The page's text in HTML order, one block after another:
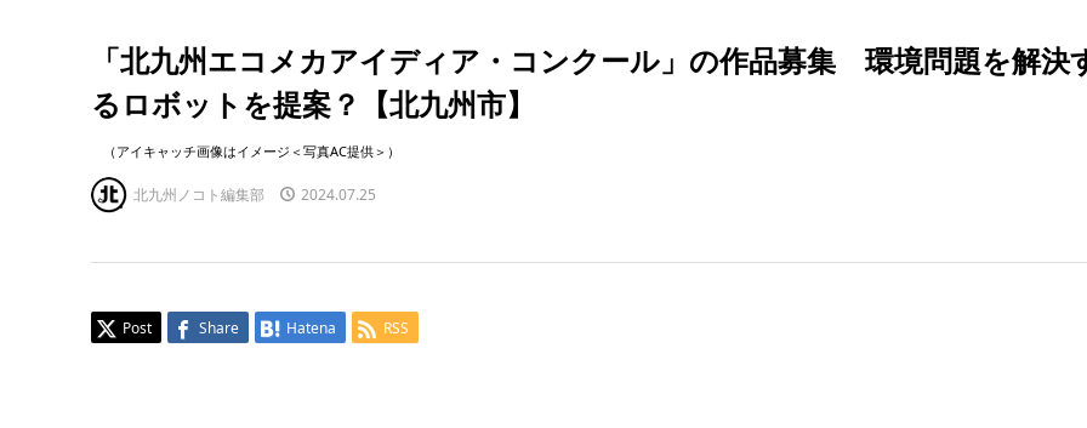
「北九州エコメカアイディア・コンクール」の作品募集 環境問題を解決
るロボットを提案？【北九州市】
（アイキャッチ画像はイメージ＜写真AC提供＞）
北九州ノコト編集部 2024.07.25
Post Share Hatena RSS